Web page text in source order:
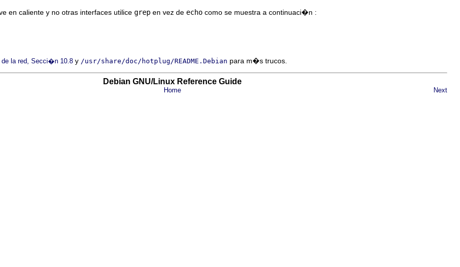
en caliente y no otras interfaces utilice grep en vez de echo como se muestra a continuaci�n :
la red, Secci�n 10.8 y /usr/share/doc/hotplug/README.Debian para m�s trucos.
Debian GNU/Linux Reference Guide
Home Next